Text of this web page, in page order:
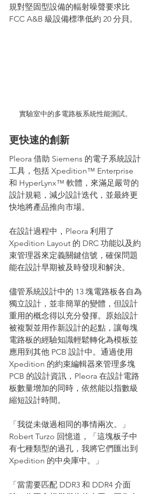
規對堅固型設備的輻射噪聲要求比
FCC A&B 級設備標準低約 20 分貝。
實驗室中的多電路板系統性能測試。
更快速的創新
Pleora 借助 Siemens 的電子系統設計
工具，包括 Xpedition™ Enterprise
和 HyperLynx™ 軟體，來滿足嚴苛的
設計規範，減少設計迭代，並最終更
快地將產品推向市場。
在設計過程中，Pleora 利用了
Xpedition Layout 的 DRC 功能以及約
束管理器來定義關鍵信號，確保問題
能在設計早期被及時發現和解決。
儘管系統設計中的 13 塊電路板各自為
獨立設計，並非簡單的變體，但設計
重用的概念得以充分發揮。原始設計
被複製並用作新設計的起點，讓每塊
電路板的經驗知識輕鬆轉化為模板並
應用到其他 PCB 設計中。通過使用
Xpedition 的約束編輯器來管理多塊
PCB 的設計資訊，Pleora 在設計電路
板數量增加的同時，依然能以指數級
縮短設計時間。
「我從未做過相同的事情兩次。」
Robert Turzo 回憶道，「這塊板子中
有七種類型的過孔，我將它們匯出到
Xpedition 的中央庫中。」
「當需要匹配 DDR3 和 DDR4 介面